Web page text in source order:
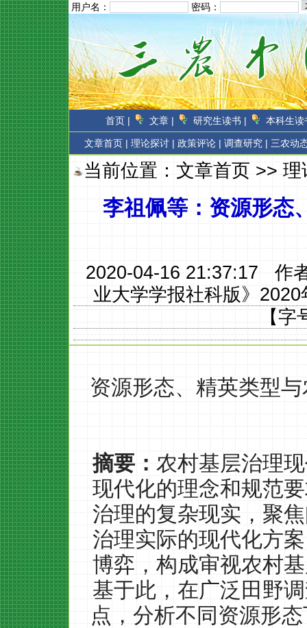
用户名： 密码：
首页 | 文章 | 研究生读书 | 本科生读
文章首页 | 理论探讨 | 政策评论 | 调查研究 | 三农动
当前位置：文章首页>>理
李祖佩等：资源形态
2020-04-16 21:37:17 作
业大学学报社科版》2020
【字
资源形态、精英类型
摘要：农村基层治理
现代化的理念和规范
治理的复杂现实，聚
治理实际的现代化方
博弈，构成审视农村
基于此，在广泛田野
点，分析不同资源形态